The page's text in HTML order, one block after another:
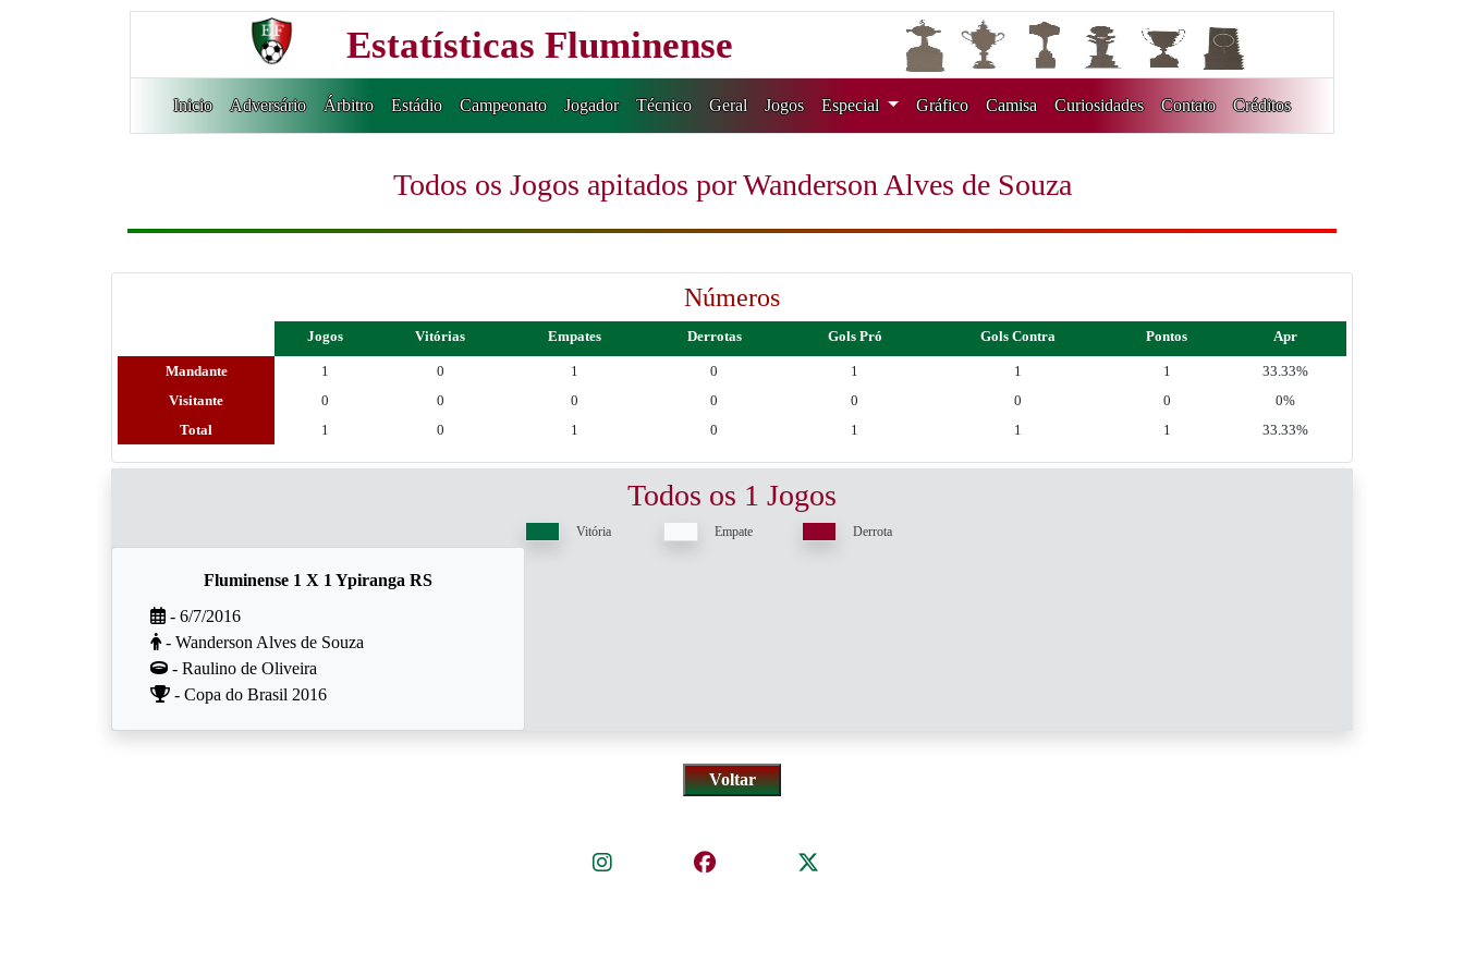
Estatísticas Fluminense
Inicio Adversário Árbitro Estádio Campeonato Jogador Técnico Geral Jogos Especial Gráfico Camisa Curiosidades Contato Créditos
Todos os Jogos apitados por Wanderson Alves de Souza
Números
Jogos Vitórias Empates Derrotas Gols Pró Gols Contra Pontos Apr
Mandante 1 0 1 0 1 1 1
33.33%
Visitante
0 0 0 0 0 0 0
0%
Total
1 0 1 0 1 1 1 33.33%
Todos os 1 Jogos
Vitória Empate Derrota
Fluminense 1 X 1 Ypiranga RS
- 6/7/2016
- Wanderson Alves de Souza
- Raulino de Oliveira
- Copa do Brasil 2016